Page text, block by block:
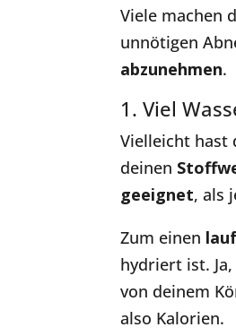
Viele machen
unnötigen
abzunehmen.
1. Viel
Vielleicht hast
deinen
geeignet, als
Zum einen
hydriert ist.
von deinem
also Kalorien.